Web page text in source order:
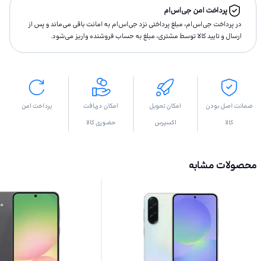
پرداخت امن جی‌اس‌ام
در پرداخت جی‌اس‌ام، مبلغ پرداختى نزد جی‌اس‌ام به امانت باقى مى‌ماند و پس از
ارسال و تاييد كالا توسط مشتری، مبلغ به حساب فروشنده واريز مى‌شود.
ضمانت اصل بودن
کالا
امکان تحویل
اکسپرس
امکان دریافت
حضوری کالا
پرداخت امن
محصولات مشابه